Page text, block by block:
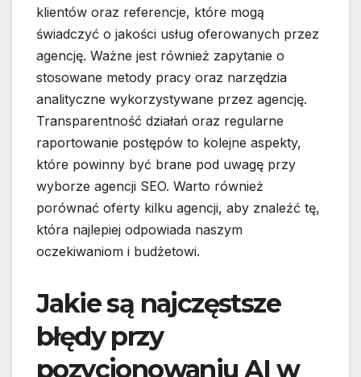
klientów oraz referencje, które mogą
świadczyć o jakości usług oferowanych przez
agencję. Ważne jest również zapytanie o
stosowane metody pracy oraz narzędzia
analityczne wykorzystywane przez agencję.
Transparentność działań oraz regularne
raportowanie postępów to kolejne aspekty,
które powinny być brane pod uwagę przy
wyborze agencji SEO. Warto również
porównać oferty kilku agencji, aby znaleźć tę,
która najlepiej odpowiada naszym
oczekiwaniom i budżetowi.
Jakie są najczęstsze
błędy przy
pozycjonowaniu AI w